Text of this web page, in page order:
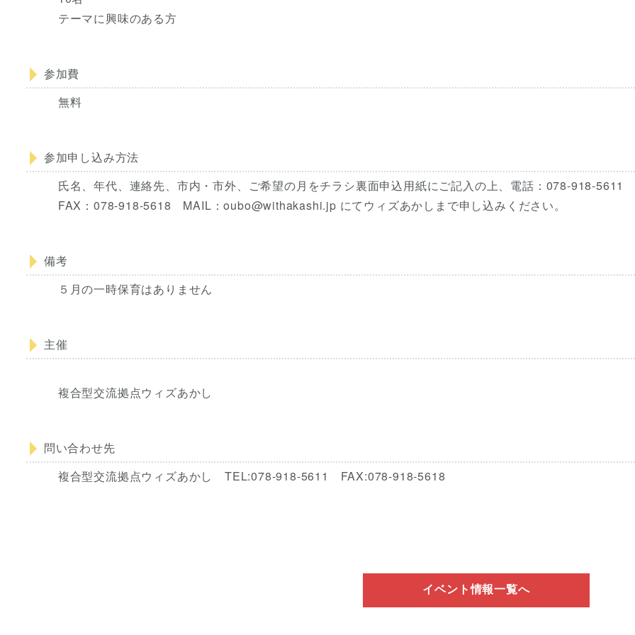
テーマに興味のある方
参加費
無料
参加申し込み方法
氏名、年代、連絡先、市内・市外、ご希望の月をチラシ裏面申込用紙にご記入の上、電話：078-918-5611
FAX：078-918-5618 MAIL：oubo@withakashi.jp にてウィズあかしまで申し込みください。
備考
５月の一時保育はありません
主催
複合型交流拠点ウィズあかし
問い合わせ先
複合型交流拠点ウィズあかし TEL:078-918-5611 FAX:078-918-5618
イベント情報一覧へ